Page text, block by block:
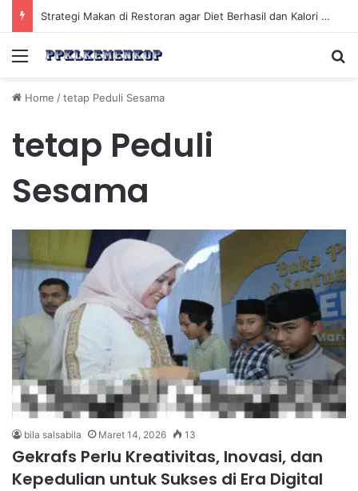
Strategi Makan di Restoran agar Diet Berhasil dan Kalori Tetap Terkontrol
Menu
Home /tetap Peduli Sesama
tetap Peduli
Sesama
bila salsabila Maret 14, 2026 13
Gekrafs Perlu Kreativitas, Inovasi, dan
Kepedulian untuk Sukses di Era Digital